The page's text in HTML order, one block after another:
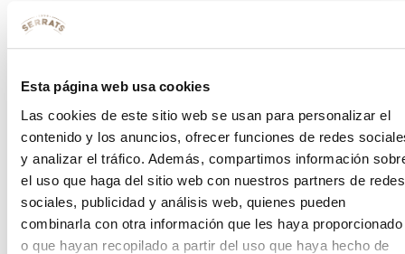
Esta página web usa cookies
Las cookies de este sitio web se usan para personalizar el
contenido y los anuncios, ofrecer funciones de redes
y analizar el tráfico. Además, compartimos información
el uso que haga del sitio web con nuestros partners de redes
sociales, publicidad y análisis web, quienes pueden
combinarla con otra información que les haya proporcionado
o que hayan recopilado a partir del uso que haya hecho de
Responder
Conservas Serrats dice:
Ya nos contarás qué tal te han salido Piqui! :-)
Responder
ALIMENTA dice: 11 marzo 2011 a las 0:55